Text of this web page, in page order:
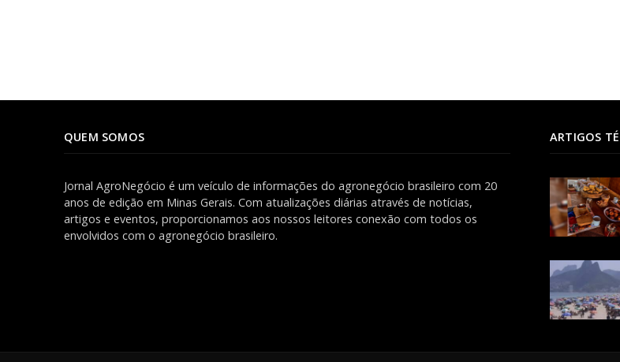
QUEM SOMOS
Jornal AgroNegócio é um veículo de informações do agronegócio brasileiro com 20
anos de edição em Minas Gerais. Com atualizações diárias através de notícias,
artigos e eventos, proporcionamos aos nossos leitores conexão com todos os
envolvidos com o agronegócio brasileiro.
ARTIGOS